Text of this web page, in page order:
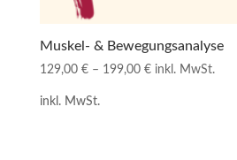
Muskel- & Bewegungsanalyse
129,00 €– 199,00 € inkl. MwSt.
inkl. MwSt.